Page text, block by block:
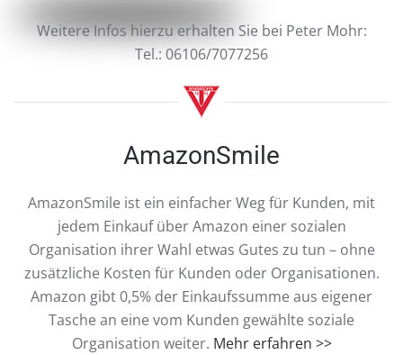
Weitere Infos hierzu erhalten Sie bei Peter Mohr:
Tel.: 06106/7077256
AmazonSmile
AmazonSmile ist ein einfacher Weg für Kunden, mit
jedem Einkauf über Amazon einer sozialen
Organisation ihrer Wahl etwas Gutes zu tun – ohne
zusätzliche Kosten für Kunden oder Organisationen.
Amazon gibt 0,5% der Einkaufssumme aus eigener
Tasche an eine vom Kunden gewählte soziale
Organisation weiter. Mehr erfahren >>